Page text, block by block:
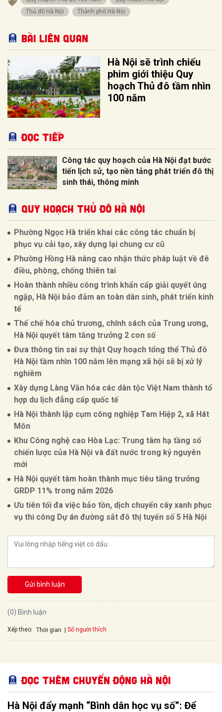
Thủ đô Hà Nội
Thành phố Hà Nội
Bài liên quan
Hà Nội sẽ trình chiếu
phim giới thiệu Quy
hoạch Thủ đô tầm nhìn
100 năm
Đọc tiếp
Công tác quy hoạch của Hà Nội đạt bước
tiến lịch sử, tạo nền tảng phát triển đô thị
sinh thái, thông minh
QUY HOẠCH THỦ ĐÔ HÀ NỘI
Phường Ngọc Hà triển khai các công tác chuẩn bị
phục vụ cải tạo, xây dựng lại chung cư cũ
Phường Hồng Hà nâng cao nhận thức pháp luật về đê
điều, phòng, chống thiên tai
Hoàn thành nhiều công trình khẩn cấp giải quyết úng
ngập, Hà Nội bảo đảm an toàn dân sinh, phát triển kinh
tế
Thể chế hóa chủ trương, chính sách của Trung ương,
Hà Nội quyết tâm tăng trưởng 2 con số
Đưa thông tin sai sự thật Quy hoạch tổng thể Thủ đô
Hà Nội tầm nhìn 100 năm lên mạng xã hội sẽ bị xử lý
nghiêm
Xây dựng Làng Văn hóa các dân tộc Việt Nam thành tổ
hợp du lịch đẳng cấp quốc tế
Hà Nội thành lập cụm công nghiệp Tam Hiệp 2, xã Hát
Môn
Khu Công nghệ cao Hòa Lạc: Trung tâm hạ tầng số
chiến lược của Hà Nội và đất nước trong kỷ nguyên
mới
Hà Nội quyết tâm hoàn thành mục tiêu tăng trưởng
GRDP 11% trong năm 2026
Ưu tiên tối đa việc bảo tồn, dịch chuyển cây xanh phục
vụ thi công Dự án đường sắt đô thị tuyến số 5 Hà Nội
Gửi bình luận
(0) Bình luận
Xếp theo: Thời gian Số người thích
Đọc thêm Chuyển động Hà Nội
Hà Nội đẩy mạnh “Bình dân học vụ số”: Để